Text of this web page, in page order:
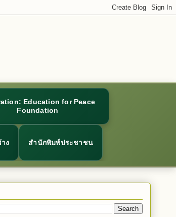
Education for Peace
Foundation
ง สำนักพิมพ์ประชาชน